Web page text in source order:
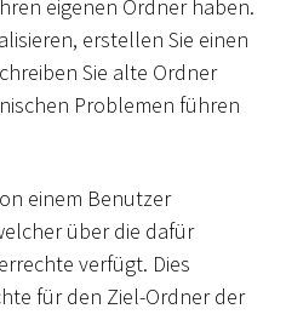
eigenen Ordner haben.
erstellen Sie einen
Sie alte Ordner
Problemen führen
einem Benutzer
über die dafür
verfügt. Dies
für den Ziel-Ordner der